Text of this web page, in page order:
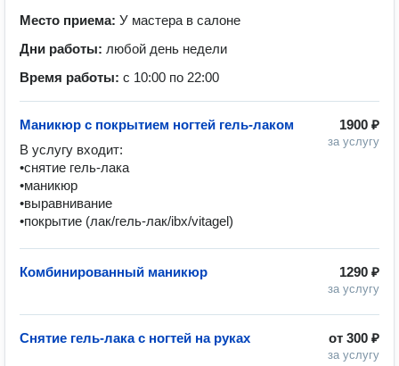
Место приема: У мастера в салоне
Дни работы: любой день недели
Время работы: с 10:00 по 22:00
1900 ₽
за услугу
Маникюр с покрытием ногтей гель-лаком
В услугу входит:
•снятие гель-лака
•маникюр
•выравнивание
•покрытие (лак/гель-лак/ibx/vitagel)
1290 ₽
за услугу
Комбинированный маникюр
от 300 ₽
за услугу
Снятие гель-лака с ногтей на руках